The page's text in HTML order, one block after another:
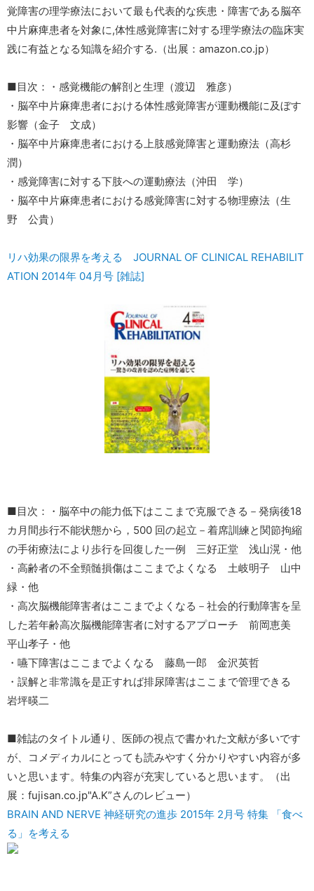
覚障害の理学療法において最も代表的な疾患・障害である脳卒
中片麻痺患者を対象に,体性感覚障害に対する理学療法の臨床実
践に有益となる知識を紹介する.（出展：amazon.co.jp）
■目次：・感覚機能の解剖と生理（渡辺 雅彦）
・脳卒中片麻痺患者における体性感覚障害が運動機能に及ぼす
影響（金子 文成）
・脳卒中片麻痺患者における上肢感覚障害と運動療法（高杉
潤）
・感覚障害に対する下肢への運動療法（沖田 学）
・脳卒中片麻痺患者における感覚障害に対する物理療法（生
野 公貴）
リハ効果の限界を考える JOURNAL OF CLINICAL REHABILIT
ATION 2014年 04月号 [雑誌]
■目次：・脳卒中の能力低下はここまで克服できる－発病後18
カ月間歩行不能状態から，500 回の起立－着席訓練と関節拘縮
の手術療法により歩行を回復した一例 三好正堂 浅山滉・他
・高齢者の不全頸髄損傷はここまでよくなる 土岐明子 山中
緑・他
・高次脳機能障害者はここまでよくなる－社会的行動障害を呈
した若年齢高次脳機能障害者に対するアプローチ 前岡恵美
平山孝子・他
・嚥下障害はここまでよくなる 藤島一郎 金沢英哲
・誤解と非常識を是正すれば排尿障害はここまで管理できる
岩坪暎二
■雑誌のタイトル通り、医師の視点で書かれた文献が多いです
が、コメディカルにとっても読みやすく分かりやすい内容が多
いと思います。特集の内容が充実していると思います。（出
展：fujisan.co.jp"A.K”さんのレビュー）
BRAIN AND NERVE 神経研究の進歩 2015年 2月号 特集 「食べ
る」を考える